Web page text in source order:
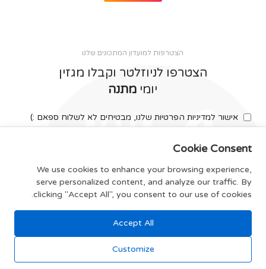
הצטרפות למועדון המתכונים שלנו
הצטרפו לניוזלטר וקבלו מגזין
יומי מתנה
אישור למדיניות הפרטיות שלנו, מבטיחים לא לשלוח ספאם :)
צרפו אותי
תקנון האתר
Cookie Consent
We use cookies to enhance your browsing experience,
serve personalized content, and analyze our traffic. By
clicking "Accept All", you consent to our use of cookies.
Accept All
Customize